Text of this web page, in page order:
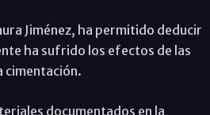
Jiménez, ha permitido deducir
ha sufrido los efectos de las
cimentación.
documentados en la